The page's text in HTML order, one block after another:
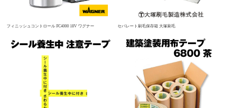
フィニッシュコントロール FC4000 18V ワグナー セパレート刷毛保存箱 大塚刷毛